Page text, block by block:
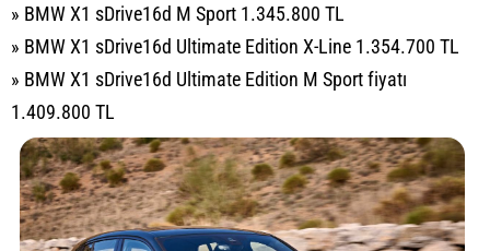
» BMW X1 sDrive16d M Sport 1.345.800 TL
» BMW X1 sDrive16d Ultimate Edition X-Line 1.354.700 TL
» BMW X1 sDrive16d Ultimate Edition M Sport fiyatı
1.409.800 TL